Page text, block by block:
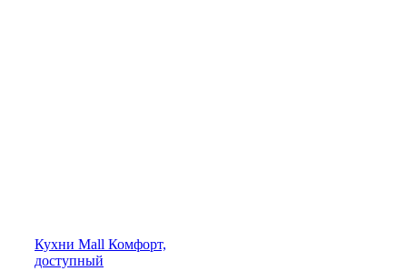
Кухни Mall Комфорт,
доступный